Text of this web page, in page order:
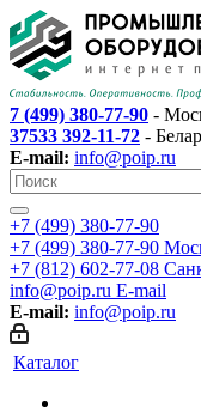
7 (499) 380-77-90 -
37533 392-11-72 -
E-mail: info@poip.ru
+7 (499) 380-77-90
+7 (499) 380-77-90
+7 (812) 602-77-08
info@poip.ru E-mail
E-mail: info@poip.ru
Каталог